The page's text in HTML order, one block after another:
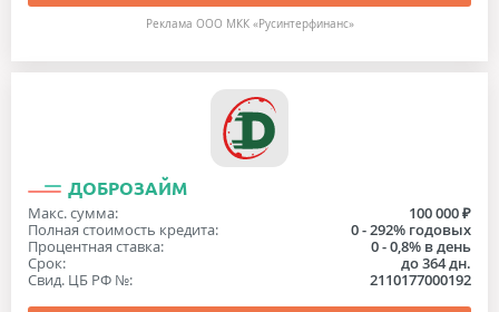
Реклама ООО МКК «Русинтерфинанс»
ДОБРОЗАЙМ
Макс. сумма:
100 000 ₽
Полная стоимость кредита:
0 - 292% годовых
Процентная ставка:
0 - 0,8% в день
Срок:
до 364 дн.
Свид. ЦБ РФ №:
2110177000192